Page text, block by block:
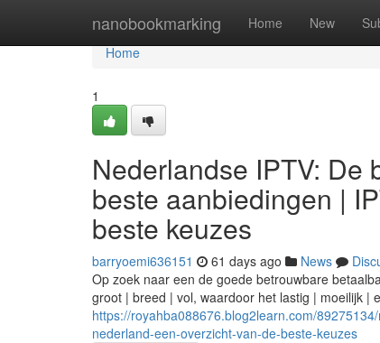
nanobookmarking Home New
Home
Home
1
Nederlandse IPTV: De
beste aanbiedingen |
beste keuzes
barryoemi636151 61 days ago News
Op zoek naar een de goede betrouwbare
groot | breed | vol, waardoor het lastig | moeilijk |
https://royahba088676.blog2learn.com/
nederland-een-overzicht-van-de-beste-keuzes